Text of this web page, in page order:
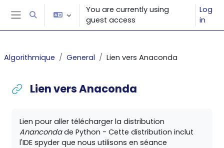
Skip to main content
Side panel
Toggle search input
You are currently using
guest access
Log
in
Algorithmique General Lien vers Anaconda
Lien vers Anaconda
Lien pour aller télécharger la distribution
Anancondade Python - Cette distribution inclut
l'IDE spyder que nous utilisons en séance